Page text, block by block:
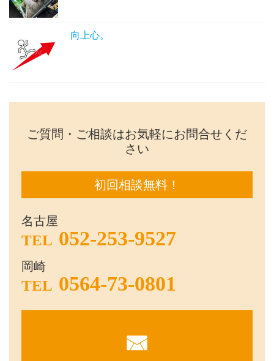
向上心。
ご質問・ご相談はお気軽にお問合せくだ
さい
初回相談無料！
名古屋
TEL 052-253-9527
岡崎
TEL 0564-73-0801